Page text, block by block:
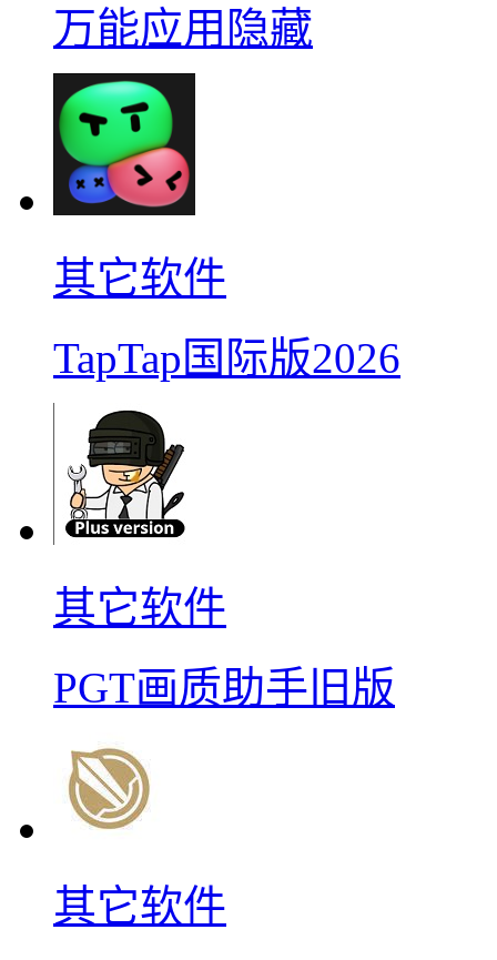
万能应用隐藏
其它软件
TapTap国际版2026
其它软件
PGT画质助手旧版
其它软件